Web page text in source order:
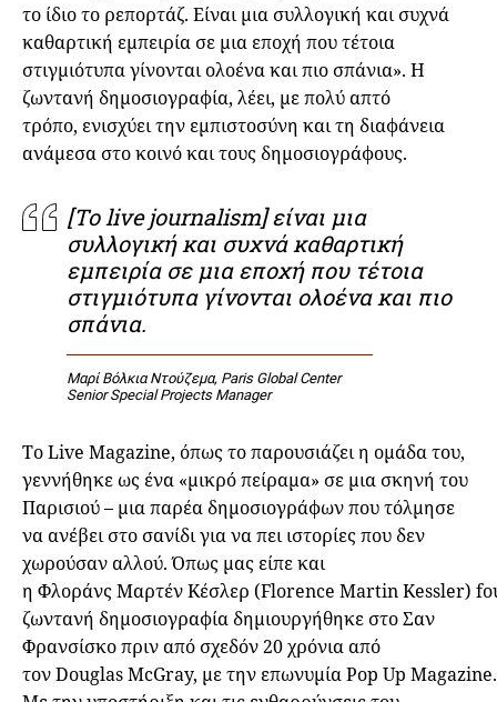
το ίδιο το ρεπορτάζ. Είναι μια συλλογική και συχνά
καθαρτική εμπειρία σε μια εποχή που τέτοια
στιγμιότυπα γίνονται ολοένα και πιο σπάνια». Η
ζωντανή δημοσιογραφία, λέει, με πολύ απτό
τρόπο, ενισχύει την εμπιστοσύνη και τη διαφάνεια
ανάμεσα στο κοινό και τους δημοσιογράφους.
[Το live journalism] είναι μια
συλλογική και συχνά καθαρτική
εμπειρία σε μια εποχή που τέτοια
στιγμιότυπα γίνονται ολοένα και πιο
σπάνια.
Μαρί Βόλκια Ντούζεμα, Paris Global Center
Senior Special Projects Manager
Το Live Magazine, όπως το παρουσιάζει η ομάδα του,
γεννήθηκε ως ένα «μικρό πείραμα» σε μια σκηνή του
Παρισιού – μια παρέα δημοσιογράφων που τόλμησε
να ανέβει στο σανίδι για να πει ιστορίες που δεν
χωρούσαν αλλού. Όπως μας είπε και
η Φλοράνς Μαρτέν Κέσλερ (Florence Martin Kessler)
ζωντανή δημοσιογραφία δημιουργήθηκε στο Σαν
Φρανσίσκο πριν από σχεδόν 20 χρόνια από
τον Douglas McGray, με την επωνυμία Pop Up Magazine.